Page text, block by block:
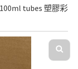
tubes 塑膠彩